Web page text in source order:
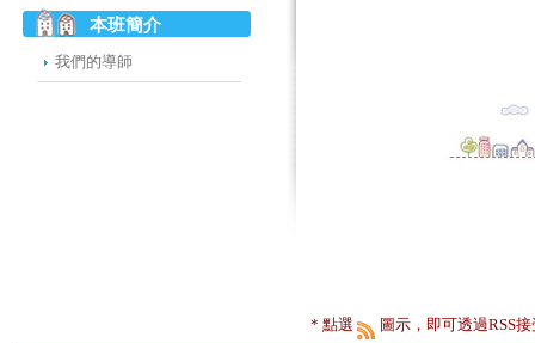
本班簡介
我們的導師
* 點選 圖示，即可透過RSS